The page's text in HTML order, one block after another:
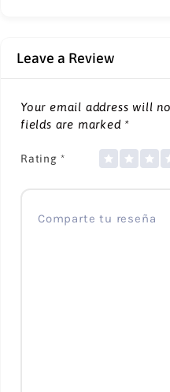
Leave a Review
Your email address will
fields are marked *
Rating *